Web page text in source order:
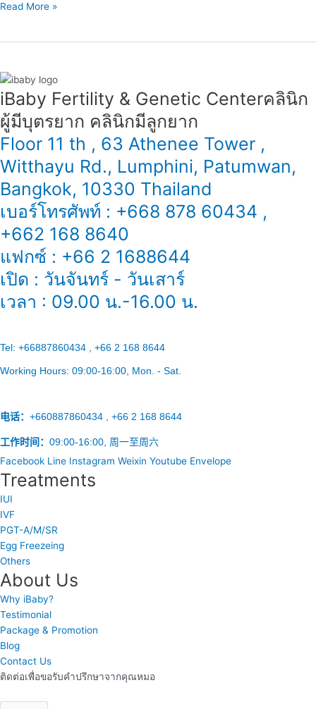
Read More »
iBaby Fertility & Genetic Center​ คลินิก
ผู้มีบุตรยาก คลินิกมีลูกยาก
Floor 11 th , 63 Athenee Tower ,
Witthayu Rd., Lumphini, Patumwan,
Bangkok, 10330 Thailand
เบอร์โทรศัพท์ : +668 878 60434 ,
+662 168 8640
แฟกซ์ : +66 2 1688644
เปิด : วันจันทร์ - วันเสาร์
เวลา : 09.00 น.-16.00 น.
Tel: +66887860434 , +66 2 168 8644
Working Hours: 09:00-16:00 , Mon. - Sat.
电话： +660887860434 , +66 2 168 8644
工作时间： 09:00-16:00, 周一至周六
Facebook Line Instagram Weixin Youtube Envelope
Treatments
IUI
IVF
PGT-A/M/SR
Egg Freezeing
Others
About Us
Why iBaby?
Testimonial
Package & Promotion
Blog
Contact Us
ติดต่อเพื่อขอรับคำปรึกษาจากคุณหมอ